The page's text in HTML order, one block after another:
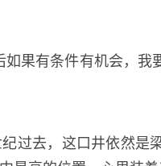
果有条件有机会，我
过去，这口井依然是